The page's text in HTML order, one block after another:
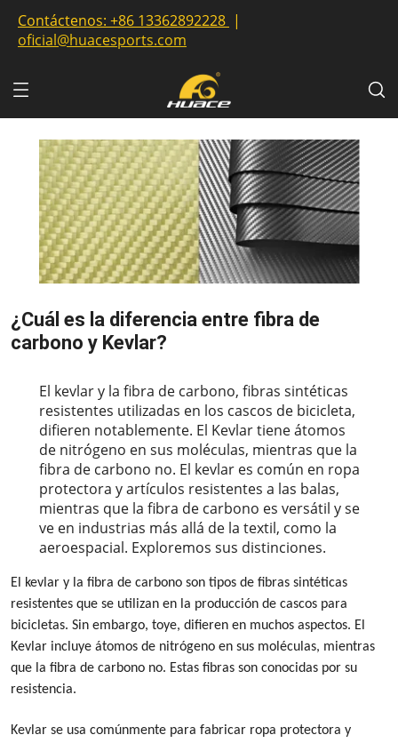
Contáctenos: +86 13362892228 |
oficial@huacesports.com
¿Cuál es la diferencia entre fibra de
carbono y Kevlar?
El kevlar y la fibra de carbono, fibras sintéticas
resistentes utilizadas en los cascos de bicicleta,
difieren notablemente. El Kevlar tiene átomos
de nitrógeno en sus moléculas, mientras que la
fibra de carbono no. El kevlar es común en ropa
protectora y artículos resistentes a las balas,
mientras que la fibra de carbono es versátil y se
ve en industrias más allá de la textil, como la
aeroespacial. Exploremos sus distinciones.
El kevlar y la fibra de carbono son tipos de fibras sintéticas
resistentes que se utilizan en la producción de cascos para
bicicletas. Sin embargo, toye, difieren en muchos aspectos. El
Kevlar incluye átomos de nitrógeno en sus moléculas, mientras
que la fibra de carbono no. Estas fibras son conocidas por su
resistencia.
Kevlar se usa comúnmente para fabricar ropa protectora y